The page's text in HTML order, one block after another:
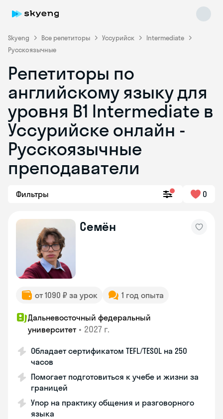
Skyeng Все репетиторы Уссурийск
Intermediate
Русскоязычные
Репетиторы по
английскому языку для
уровня B1 Intermediate в
Уссурийске онлайн -
Русскоязычные
преподаватели
Фильтры 0
Семён
от 1090 ₽ за урок 1 год опыта
Дальневосточный федеральный
университет • 2027 г.
Обладает сертификатом TEFL/TESOL на 250
часов
Помогает подготовиться к учебе и жизни за
границей
Упор на практику общения и разговорного
языка
Skyeng Chat
online